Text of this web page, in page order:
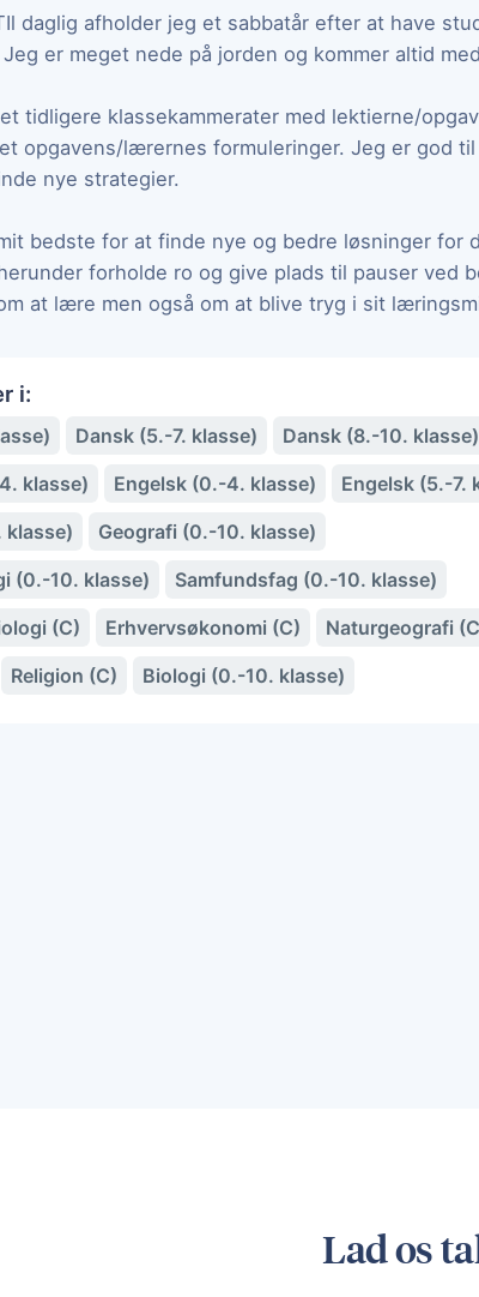
daglig afholder jeg et sabbatår efter at have
er meget nede på jorden og kommer altid
tidligere klassekammerater med lektierne/
opgavens/lærernes formuleringer. Jeg er god
nye strategier.
bedste for at finde nye og bedre løsninger for
forholde ro og give plads til pauser ved
at lære men også om at blive tryg i sit
i:
Dansk (5.-7. klasse)
Dansk (8.-10. klasse)
klasse)
Engelsk (0.-4. klasse)
Engelsk (5.-7.
klasse)
Geografi (0.-10. klasse)
(0.-10. klasse)
Samfundsfag (0.-10. klasse)
(C) Erhvervsøkonomi (C)
Naturgeografi
Religion (C) Biologi (0.-10. klasse)
Lad os